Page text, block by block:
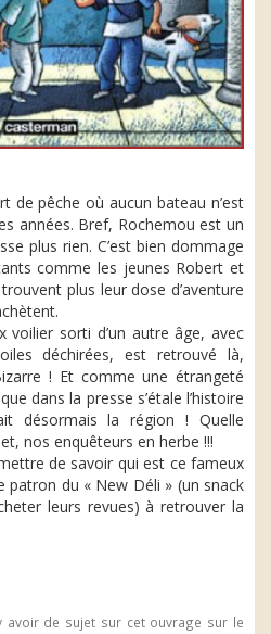
de pêche où aucun bateau n’est
années. Bref, Rochemou est un
plus rien. C’est bien dommage
comme les jeunes Robert et
plus leur dose d’aventure
voilier sorti d’un autre âge, avec
déchirées, est retrouvé là,
! Et comme une étrangeté
dans la presse s’étale l’histoire
désormais la région ! Quelle
nos enquêteurs en herbe !!!
de savoir qui est ce fameux
patron du « New Déli » (un snack
leurs revues) à retrouver la
avoir de sujet sur cet ouvrage sur le